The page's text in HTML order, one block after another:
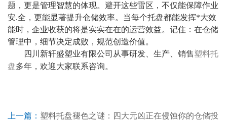
题，更是管理智慧的体现。避开这些雷区，不仅能保障作业
安.全，更能显著提升仓储效率。当每个托盘都能发挥*大效
能时，企业收获的将是实实在在的运营效益。记住：在仓储
管理中，细节决定成败，规范创造价值。
四川新轩盛塑业有限公司从事研发、生产、销售塑料托
盘多年，欢迎大家联系咨询。
上一篇： 塑料托盘褪色之谜：四大元凶正在侵蚀你的仓储投